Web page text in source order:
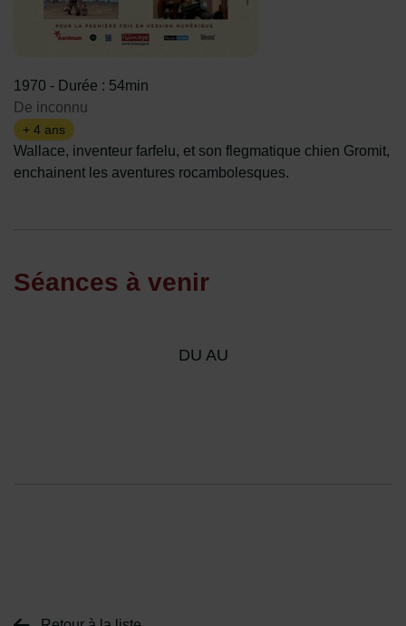
1970 - Durée : 54min
De inconnu
+ 4 ans
Wallace, inventeur farfelu, et son flegmatique chien Gromit,
enchainent les aventures rocambolesques.
Séances à venir
DU AU